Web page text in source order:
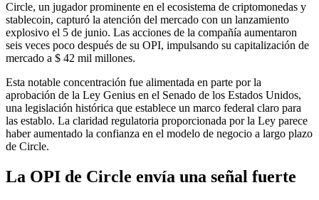
Circle, un jugador prominente en el ecosistema de criptomonedas y
stablecoin, capturó la atención del mercado con un lanzamiento
explosivo el 5 de junio. Las acciones de la compañía aumentaron
seis veces poco después de su OPI, impulsando su capitalización de
mercado a $ 42 mil millones.
Esta notable concentración fue alimentada en parte por la
aprobación de la Ley Genius en el Senado de los Estados Unidos,
una legislación histórica que establece un marco federal claro para
las establo. La claridad regulatoria proporcionada por la Ley parece
haber aumentado la confianza en el modelo de negocio a largo plazo
de Circle.
La OPI de Circle envía una señal fuerte